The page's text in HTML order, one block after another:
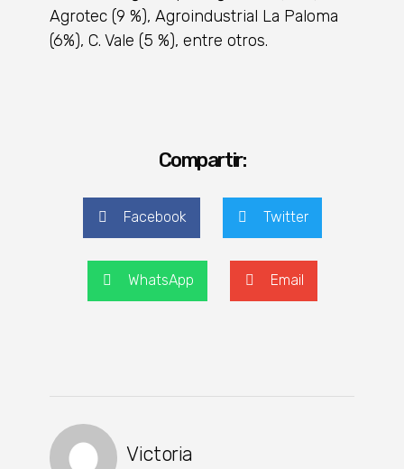
Agrotec (9 %), Agroindustrial La Paloma
(6%), C. Vale (5 %), entre otros.
Compartir:
Facebook Twitter
WhatsApp Email
Victoria